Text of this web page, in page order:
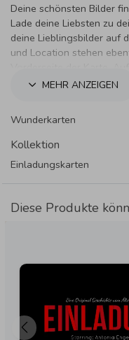
Deine schönsten Bilder
Lade deine Liebsten zu
deine Lieblingsbilder auf
und Location stehen
Karte, kannst du noch
MEHR ANZEIGEN
Wunderkarten
Kollektion
Einladungskarten
Diese Produkte